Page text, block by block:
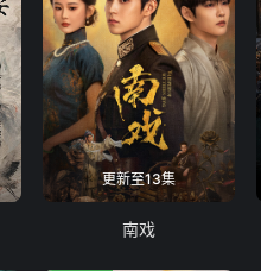
更新至13集
南戏